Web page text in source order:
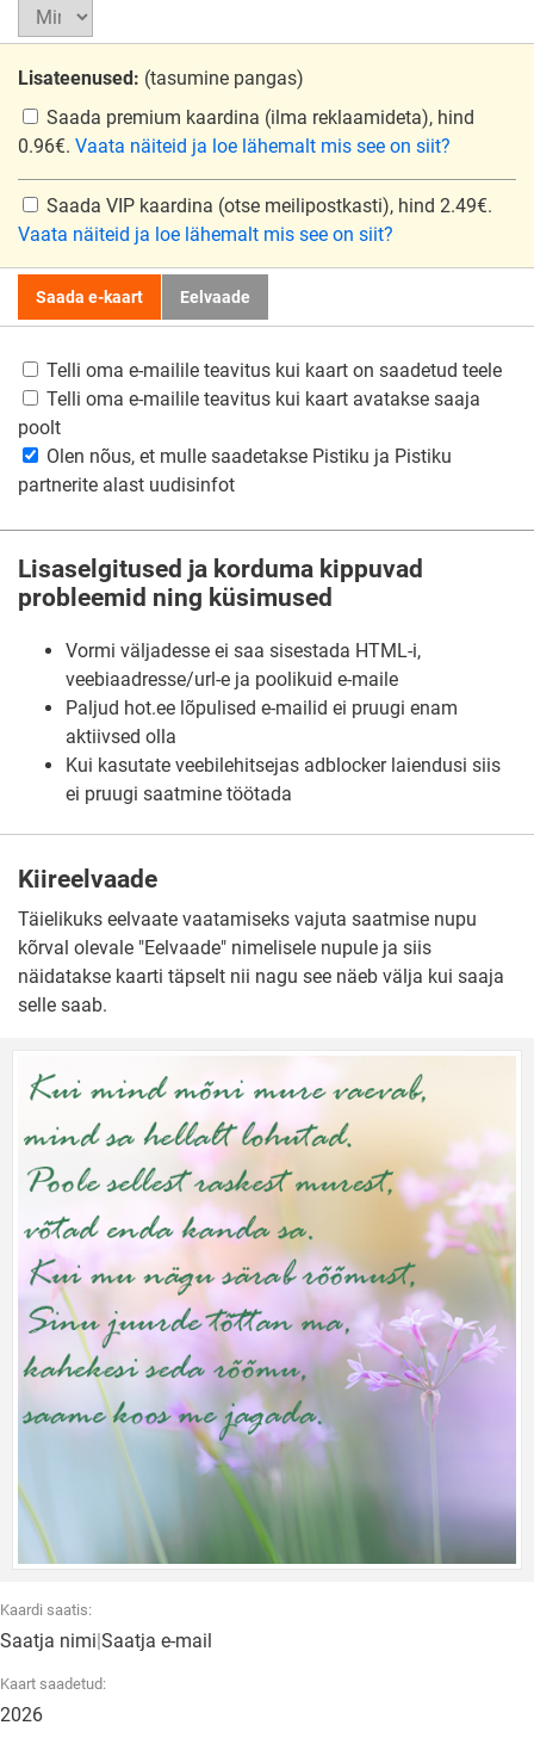
Lisateenused: (tasumine pangas)
Saada premium kaardina (ilma reklaamideta), hind
0.96€. Vaata näiteid ja loe lähemalt mis see on siit?
Saada VIP kaardina (otse meilipostkasti), hind 2.49€.
Vaata näiteid ja loe lähemalt mis see on siit?
Saada e-kaart Eelvaade
Telli oma e-mailile teavitus kui kaart on saadetud teele
Telli oma e-mailile teavitus kui kaart avatakse saaja
poolt
Olen nõus, et mulle saadetakse Pistiku ja Pistiku
partnerite alast uudisinfot
Lisaselgitused ja korduma kippuvad
probleemid ning küsimused
Vormi väljadesse ei saa sisestada HTML-i,
veebiaadresse/url-e ja poolikuid e-maile
Paljud hot.ee lõpulised e-mailid ei pruugi enam
aktiivsed olla
Kui kasutate veebilehitsejas adblocker laiendusi siis
ei pruugi saatmine töötada
Kiireelvaade
Täielikuks eelvaate vaatamiseks vajuta saatmise nupu
kõrval olevale "Eelvaade" nimelisele nupule ja siis
näidatakse kaarti täpselt nii nagu see näeb välja kui saaja
selle saab.
Kaardi saatis:
Saatja nimi|Saatja e-mail
Kaart saadetud:
2026